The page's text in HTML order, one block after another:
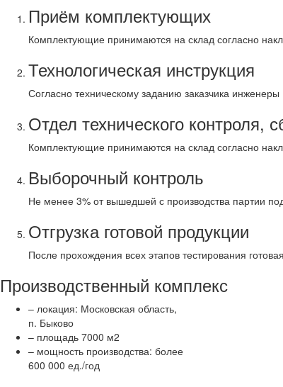
Приём комплектующих
Комплектующие принимаются на склад согласно
Технологическая инструкция
Согласно техническому заданию заказчика
Отдел технического контроля,
Комплектующие принимаются на склад согласно
Выборочный контроль
Не менее 3% от вышедшей с производства партии
Отгрузка готовой продукции
После прохождения всех этапов тестирования
Производственный комплекс
– локация: Московская область,
п. Быково
– площадь 7000 м2
– мощность производства: более
600 000 ед./год